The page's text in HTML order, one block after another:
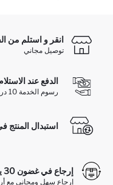
انقر و استلم من
توصيل مجاني
الدفع عند
رسوم الخدمة 10 درهم
استبدال المنتج
إرجاع في غضون 30 يوماً
إرجاع سهل ومجاني مع